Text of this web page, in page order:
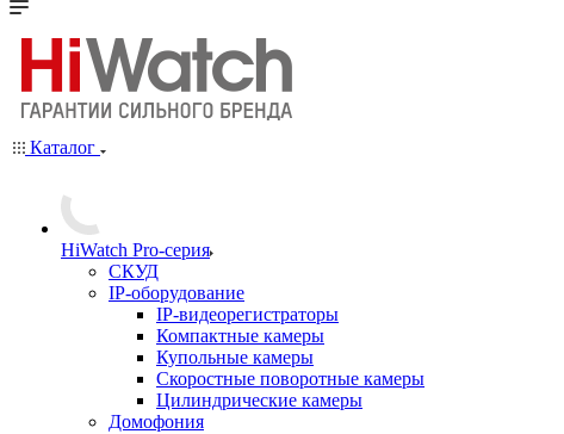
Каталог
HiWatch Pro-серия
CКУД
IP-оборудование
IP-видеорегистраторы
Компактные камеры
Купольные камеры
Скоростные поворотные камеры
Цилиндрические камеры
Домофония